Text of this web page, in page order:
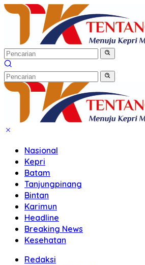
Langsung
konten
Nasional
Kepri
Batam
Tanjungpinang
Bintan
Karimun
Headline
Breaking News
Kesehatan
Redaksi